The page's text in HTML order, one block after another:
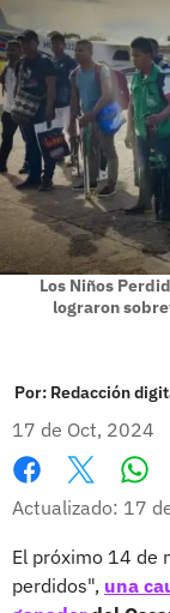
Los Niños
lograron
Por: Redacción
17 de Oct, 2024
Facebook
X
Actualizado: 17
El próximo 14 de
perdidos", una